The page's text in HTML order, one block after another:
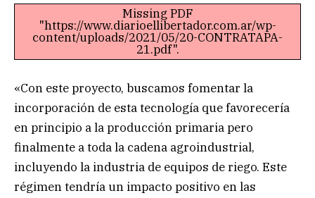
Missing PDF
"https://www.diarioellibertador.com.ar/wp-
content/uploads/2021/05/20-CONTRATAPA-
21.pdf".
«Con este proyecto, buscamos fomentar la
incorporación de esta tecnología que favorecería
en principio a la producción primaria pero
finalmente a toda la cadena agroindustrial,
incluyendo la industria de equipos de riego. Este
régimen tendría un impacto positivo en las